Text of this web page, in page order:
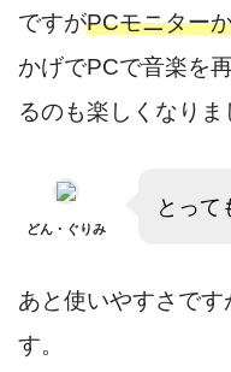
ですがPCモニター
かげでPCで音楽を
るのも楽しくなりま
どん・ぐりみ
とっ
あと使いやすさで
す。